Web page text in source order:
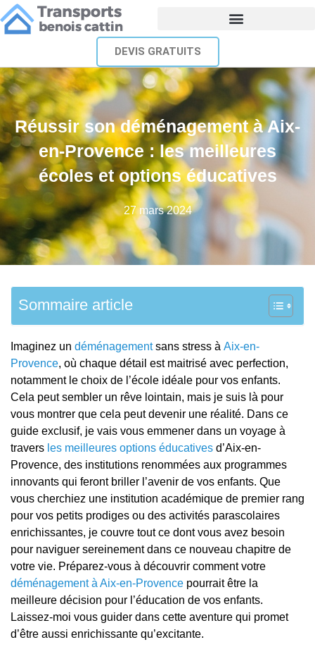
DEVIS GRATUITS
Réussir son déménagement à Aix-
en-Provence : les meilleures
écoles et options éducatives
27 mars 2024
Sommaire article
Imaginez un déménagementsans stress à Aix-en-
Provence, où chaque détail est maitrisé avec perfection,
notamment le choix de l’école idéale pour vos enfants.
Cela peut sembler un rêve lointain, mais je suis là pour
vous montrer que cela peut devenir une réalité. Dans ce
guide exclusif, je vais vous emmener dans un voyage à
travers les meilleures options éducatives d’Aix-en-
Provence, des institutions renommées aux programmes
innovants qui feront briller l’avenir de vos enfants. Que
vous cherchiez une institution académique de premier rang
pour vos petits prodiges ou des activités parascolaires
enrichissantes, je couvre tout ce dont vous avez besoin
pour naviguer sereinement dans ce nouveau chapitre de
votre vie. Préparez-vous à découvrir comment votre
déménagement à Aix-en-Provence pourrait être la
meilleure décision pour l’éducation de vos enfants.
Laissez-moi vous guider dans cette aventure qui promet
d’être aussi enrichissante qu’excitante.